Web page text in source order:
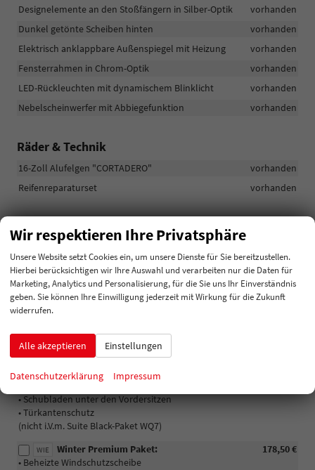
Designelemente an den Stoßfängern in Silber-Optik
vorhanden
Dunkel getönte Scheiben hinten
vorhanden
Elektrisch anklappbare Außenspiegel mit Heizung
vorhanden
Fensterrahmen in Chrom-Optik
vorhanden
LED-Rückleuchten mit dynamischem Blinklicht
vorhanden
Nebelscheinwerfer mit Abbiegefunktion
vorhanden
Räder & Technik
16-Zoll Alufelgen "CORTADERO"
vorhanden
Reifenreparaturset
vorhanden
Optionale Extras
Pakete
PIB 316,54 €
Assisted Drive-Paket:
• Seitenassistent Radar, hinten
• USB-C in der Decke nur zum Laden
PIK
Simply Clever Plus-Paket:
• Abfallbehälter
• Ein ablethalter für Kopfstütze
• Gepäcknetz
• Schubladen unter den Vordersitzen
• Türkantenschutz
(nicht i.V.m. Suite Black-Paket WQ7)
WIE 178,50 €
Winter Premium Paket:
• Beheizte Windschutzscheibe
Wir respektieren Ihre Privatsphäre
Unsere Website setzt Cookies ein, um unsere Dienste für Sie bereitzustellen.
Hierbei berücksichtigen wir Ihre Auswahl und verarbeiten nur die Daten für
Marketing, Analytics und Personalisierung, für die Sie uns Ihr Einverständnis
geben. Sie können Ihre Einwilligung jederzeit mit Wirkung für die Zukunft
widerrufen.
Alle akzeptieren Einstellungen
Datenschutzerklärung Impressum